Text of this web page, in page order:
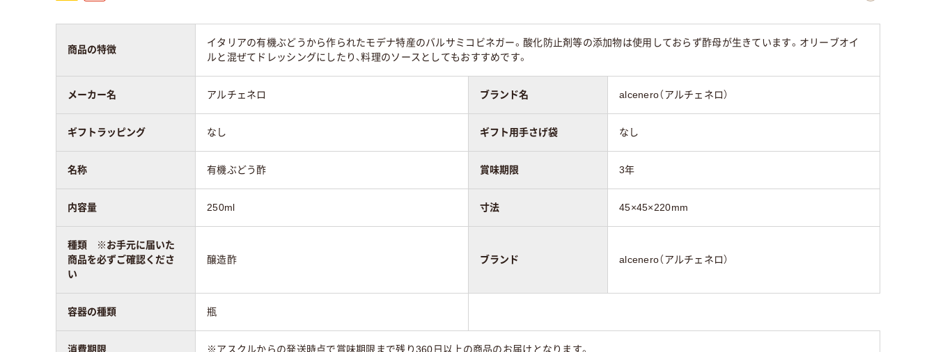
商品の特徴
イタリアの有機ぶどうから作られたモデナ特産のバルサミコビネガー。酸化防止剤等の添加物は使用しておらず酢母が生きています。オリーブオイ
ルと混ぜてドレッシングにしたり、料理のソースとしてもおすすめです。
メーカー名 アルチェネロ ブランド名 alcenero（アルチェネロ）
ギフトラッピング なし ギフト用手さげ袋 なし
名称 有機ぶどう酢 賞味期限 3年
内容量 250ml 寸法 45×45×220mm
種類 ※お手元に届いた
商品を必ずご確認くださ
い
醸造酢 ブランド alcenero（アルチェネロ）
容器の種類 瓶
消費期限 ※アスクルからの発送時点で賞味期限まで残り360日以上の商品のお届けとなります。